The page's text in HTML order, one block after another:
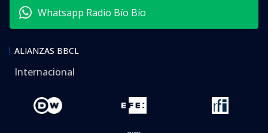
Whatsapp Radio Bío Bío
ALIANZAS BBCL
Internacional